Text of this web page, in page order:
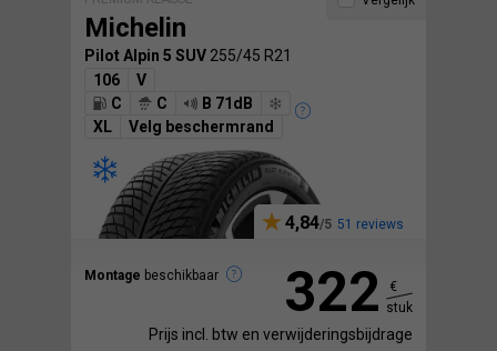
Michelin
Pilot Alpin 5 SUV 255/45 R21
106
V
C
C
B 71dB
XL
Velg beschermrand
4,84 51 reviews
Montage beschikbaar 322
€
stuk
Prijs incl. btw en verwijderingsbijdrage